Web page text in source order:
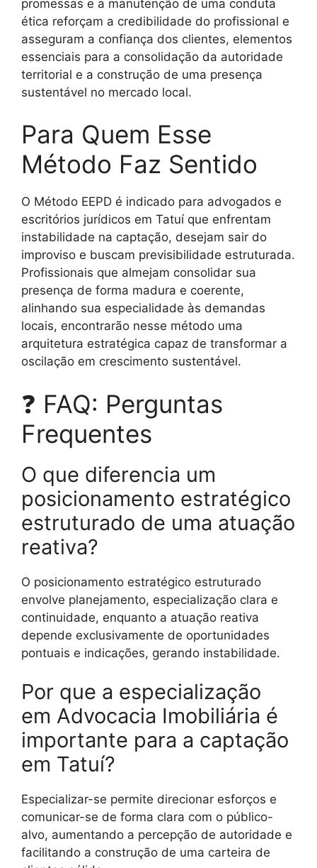
promessas e a manutenção de uma conduta
ética reforçam a credibilidade do profissional e
asseguram a confiança dos clientes, elementos
essenciais para a consolidação da autoridade
territorial e a construção de uma presença
sustentável no mercado local.
Para Quem Esse
Método Faz Sentido
O Método EEPD é indicado para advogados e
escritórios jurídicos em Tatuí que enfrentam
instabilidade na captação, desejam sair do
improviso e buscam previsibilidade estruturada.
Profissionais que almejam consolidar sua
presença de forma madura e coerente,
alinhando sua especialidade às demandas
locais, encontrarão nesse método uma
arquitetura estratégica capaz de transformar a
oscilação em crescimento sustentável.
❓ FAQ: Perguntas
Frequentes
O que diferencia um
posicionamento estratégico
estruturado de uma atuação
reativa?
O posicionamento estratégico estruturado
envolve planejamento, especialização clara e
continuidade, enquanto a atuação reativa
depende exclusivamente de oportunidades
pontuais e indicações, gerando instabilidade.
Por que a especialização
em Advocacia Imobiliária é
importante para a captação
em Tatuí?
Especializar-se permite direcionar esforços e
comunicar-se de forma clara com o público-
alvo, aumentando a percepção de autoridade e
facilitando a construção de uma carteira de